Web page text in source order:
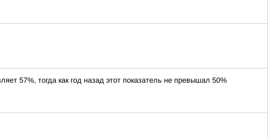
57%, тогда как год назад этот показатель не превышал 50%